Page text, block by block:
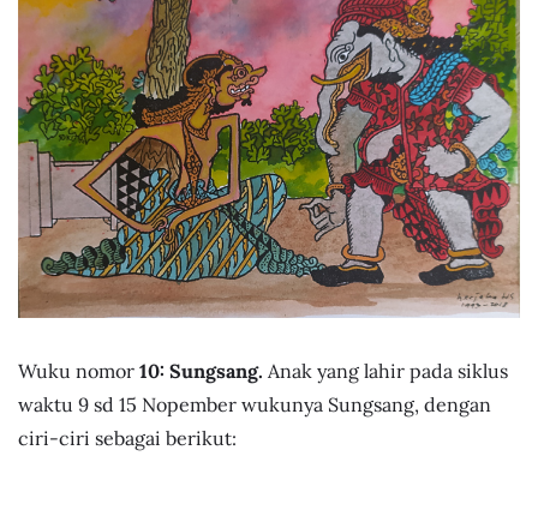
Wuku nomor 10: Sungsang. Anak yang lahir pada siklus
waktu 9 sd 15 Nopember wukunya Sungsang, dengan
ciri-ciri sebagai berikut: